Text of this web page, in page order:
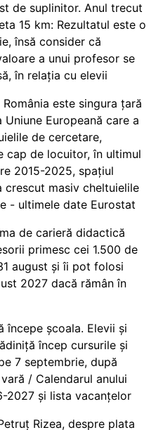
de suplinitor. Anul trecut
15 km: Rezultatul este o
însă consider că
a unui profesor se
în relația cu elevii
România este singura țară
Uniune Europeană care a
de cercetare,
cap de locuitor, în ultimul
2015-2025, spațiul
crescut masiv cheltuielile
- ultimele date Eurostat
de carieră didactică
primesc cei 1.500 de
august și îi pot folosi
2027 dacă rămân în
începe școala. Elevii și
încep cursurile și
7 septembrie, după
/ Calendarul anului
2027 și lista vacanțelor
Rizea, despre plata